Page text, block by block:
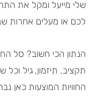
שלי מייעל ומקל את
לכם או מעלים אחרות
הנתון הכי חשוב? סל
תקציב, תיזמון, גיל
החוויות המוצעות כאן